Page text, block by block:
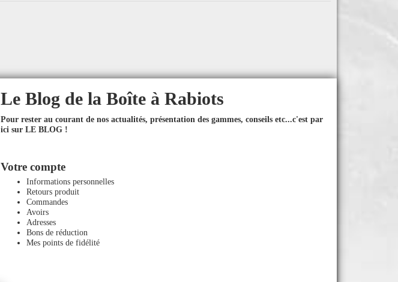
Le Blog de la Boîte à Rabiots
Pour rester au courant de nos actualités, présentation des gammes, conseils etc...c'est par
ici sur LE BLOG !
Votre compte
Informations personnelles
Retours produit
Commandes
Avoirs
Adresses
Bons de réduction
Mes points de fidélité